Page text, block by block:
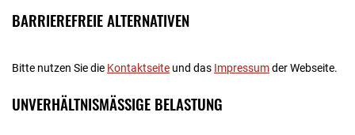
BARRIEREFREIE ALTERNATIVEN
Bitte nutzen Sie die Kontaktseite und das Impressumder Webseite.
UNVERHÄLTNISMÄSSIGE BELASTUNG